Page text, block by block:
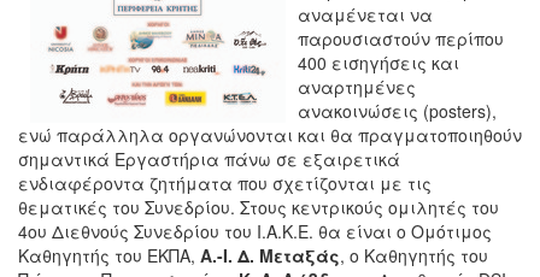
αναμένεται να
παρουσιαστούν περίπου
400 εισηγήσεις και
αναρτημένες
ανακοινώσεις (posters),
ενώ παράλληλα οργανώνονται και θα πραγματοποιηθούν
σημαντικά Εργαστήρια πάνω σε εξαιρετικά
ενδιαφέροντα ζητήματα που σχετίζονται με τις
θεματικές του Συνεδρίου. Στους κεντρικούς ομιλητές του
4ου Διεθνούς Συνεδρίου του Ι.Α.Κ.Ε. θα είναι ο Ομότιμος
Καθηγητής του ΕΚΠΑ, Α.-Ι. Δ. Μεταξάς, ο Καθηγητής του